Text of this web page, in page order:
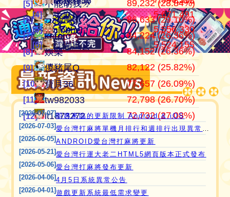
愛台灣打麻將🖥️📱適用於所有市面上大部分
瀏覽器(HTML5 遊戲)，免下載，免安裝，
現在立即點擊馬上玩😊❤️💕😘
[5] Apple0613 21,270,160
[6] it2989674 18,649,605
[7] i918472090 15,720,816
[8] ONTARIO歐巴桑 11,221,251
[9] it2967408 9,801,724
[10] i757724391 9,588,506
[11] 青陽子 9,426,495
[12] i339494808 8,423,097
[5] 不能胡我ㄉ 89,232 (28.84%)
[6] 江湖風雲 86,633 (29.10%)
[7] keroro 84,224 (26.36%)
[8] 娛樂 84,152 (26.36%)
[9] 儍豬尾Q 82,122 (25.82%)
[10] 寶月36 77,657 (26.09%)
[11] tw982033 72,798 (26.70%)
[12] it1873272 72,732 (27.08%)
[5] keroro 319,481
[6] 娛樂 319,235
[7] 儍豬尾Q 318,065
[8] 不能胡我ㄉ 309,439
[9] 江湖風雲 297,664
[10] 寶月36 297,600
[11] itw271727 285,594
[12] Ｆanny 276,601
[4] 大麻糬3 5,671,491
[5] clobber 5,556,330
[6] 江湖風雲 5,524,155
[2026-07-07]即將來臨的更新限制 Android & iOS
[2026-07-03]
[2026-06-05]ANDROID愛台灣打麻將更新
[2026-05-21]愛台灣行運大老二HTML5網頁版本正式發布
[2026-05-06]愛台灣打麻將發布更新
[2026-04-06]4月5日系統異常公告
[2026-04-01]遊戲更新系統最低需求變更